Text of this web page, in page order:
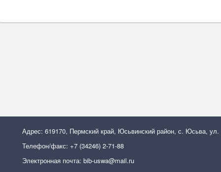
Адрес: 619170, Пермский край, Юсьвинский район, с. Юсьва, ул.
Телефон/факс: +7 (34246) 2-71-88
Электронная почта: bib-uswa@mail.ru